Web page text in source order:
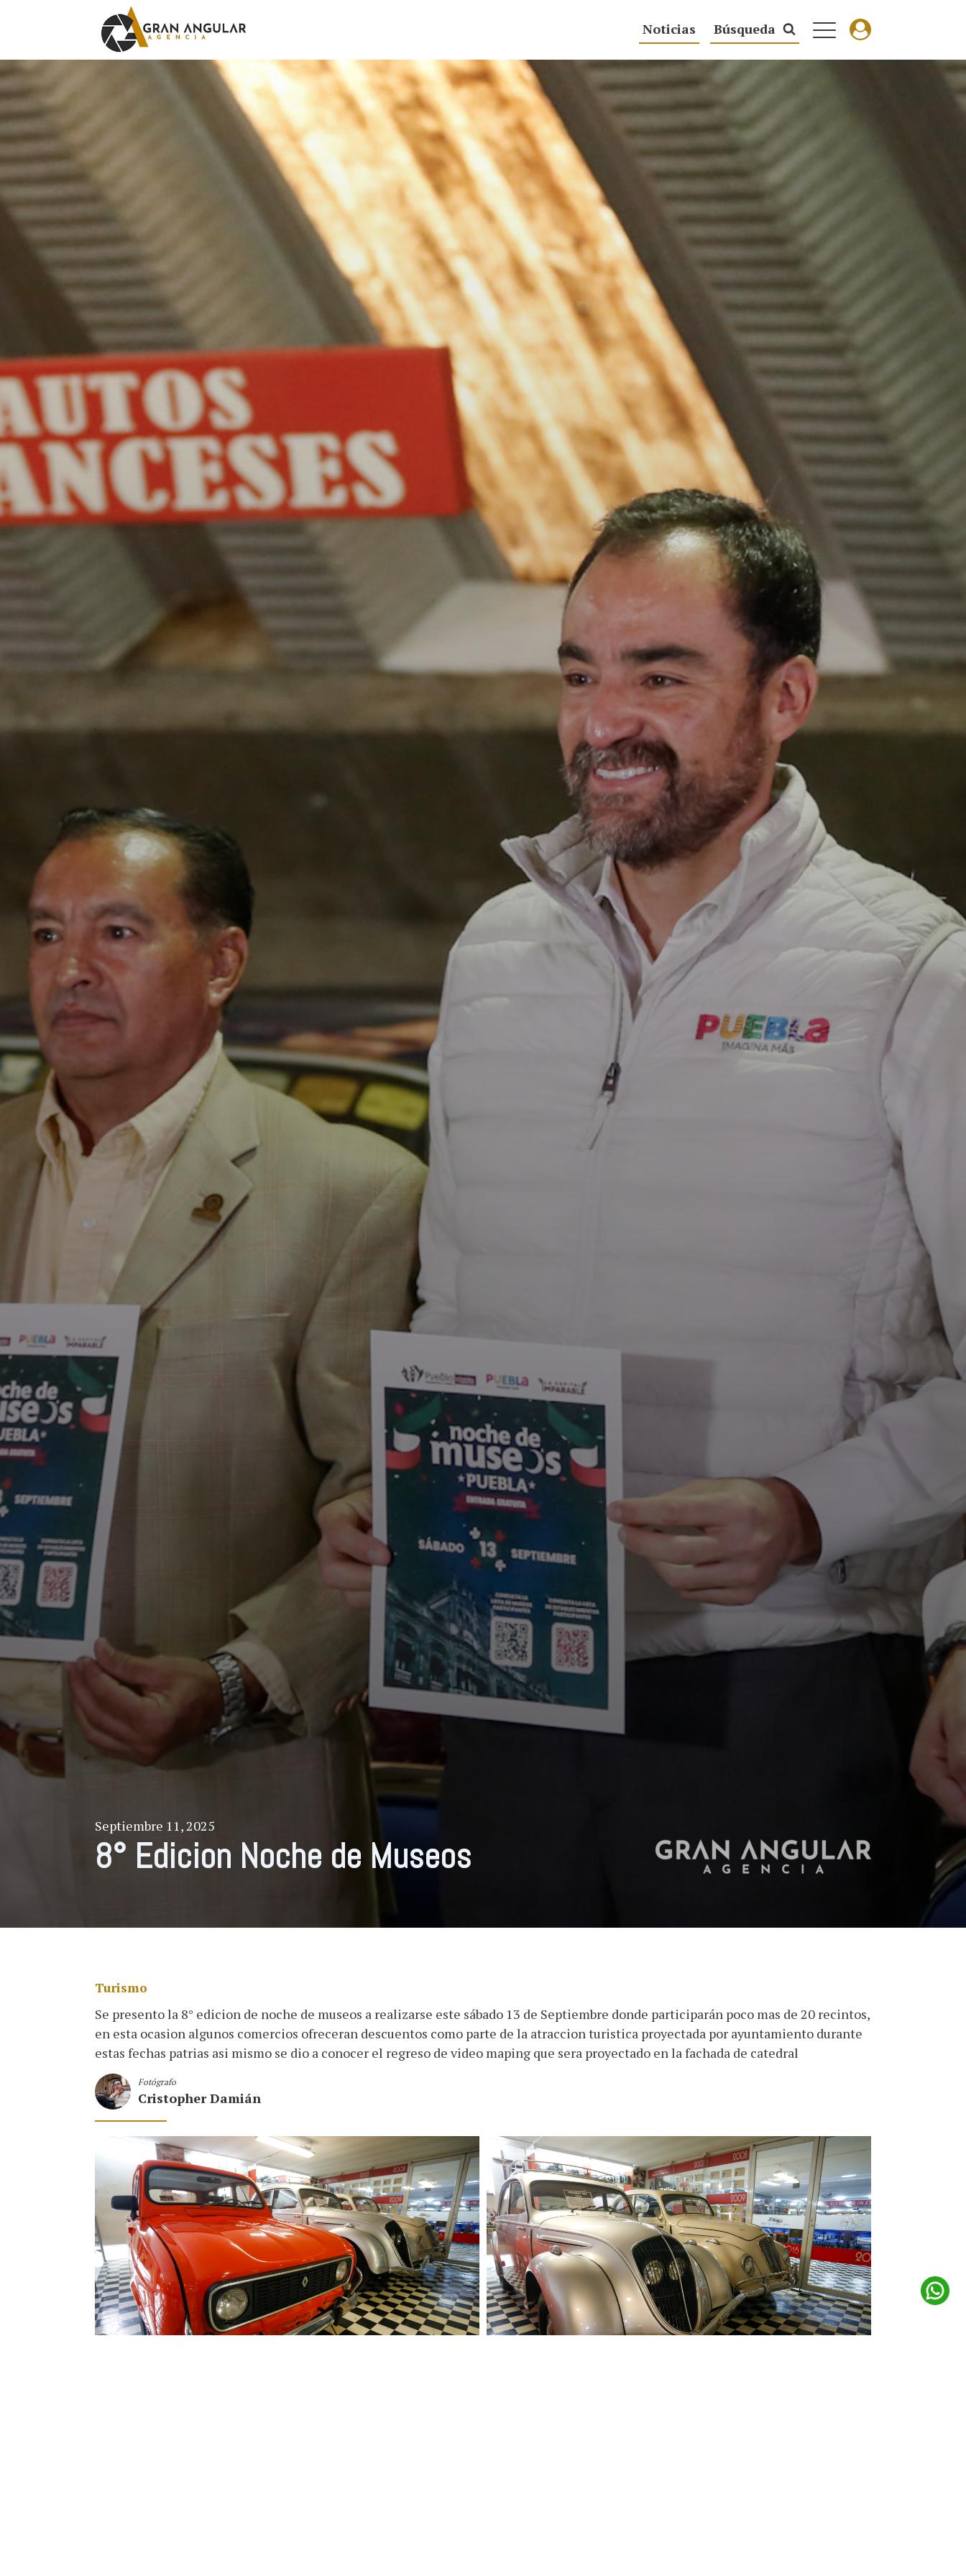
Noticias Búsqueda
Septiembre 11, 2025
8° Edicion Noche de Museos
Turismo
Se presento la 8° edicion de noche de museos a realizarse este sábado 13 de Septiembre donde participarán poco mas de 20 recintos,
en esta ocasion algunos comercios ofreceran descuentos como parte de la atraccion turistica proyectada por ayuntamiento durante
estas fechas patrias asi mismo se dio a conocer el regreso de video maping que sera proyectado en la fachada de catedral
Fotógrafo
Cristopher Damián